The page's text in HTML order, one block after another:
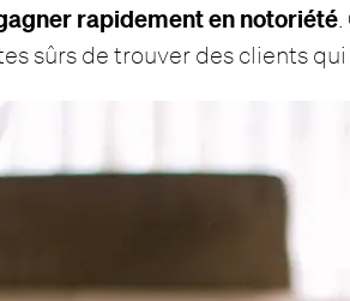
rapidement en notoriété
sûrs de trouver des clients